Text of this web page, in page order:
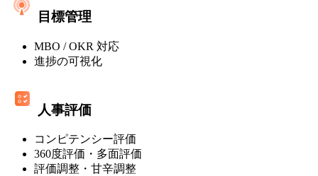
ス]
マ
ン
目標管理
MBO / OKR 対応
進捗の可視化
人事評価
コンピテンシー評価
360度評価・多面評価
評価調整・甘辛調整